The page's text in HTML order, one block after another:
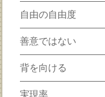
自由の自由度
善意ではない
背を向ける
実現率